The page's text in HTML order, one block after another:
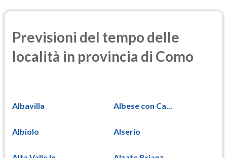
Previsioni del tempo delle
località in provincia di Como
Albavilla Albese con Ca...
Albiolo Alserio